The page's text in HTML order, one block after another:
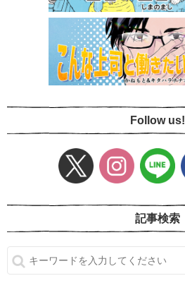
Follow us!
記事検索